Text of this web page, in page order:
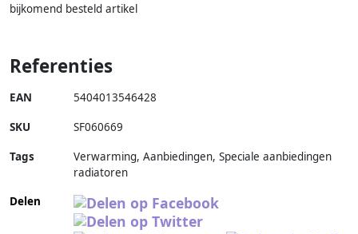
bijkomend besteld artikel
Referenties
EAN 5404013546428
SKU SF060669
Tags
Verwarming, Aanbiedingen, Speciale aanbiedingen
radiatoren
Delen